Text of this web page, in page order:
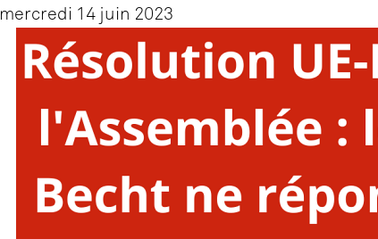
mercredi 14 juin 2023